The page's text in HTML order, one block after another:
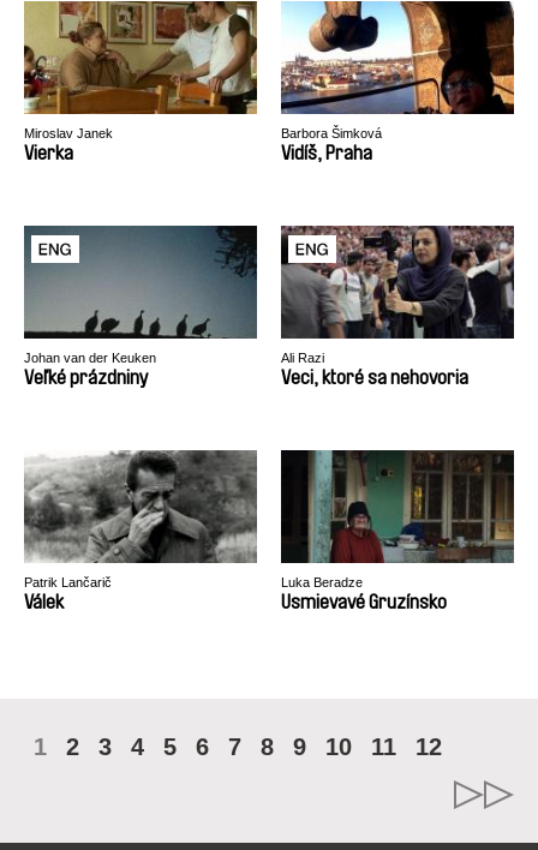
Miroslav Janek
Vierka
Barbora Šimková
Vidíš, Praha
Johan van der Keuken
Veľké prázdniny
Ali Razi
Veci, ktoré sa nehovoria
Patrik Lančarič
Válek
Luka Beradze
Usmievavé Gruzínsko
1 2 3 4 5 6 7 8 9 10 11 12